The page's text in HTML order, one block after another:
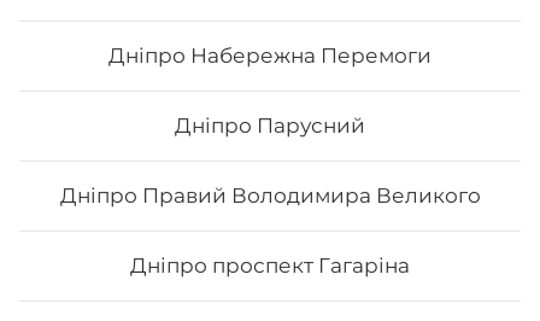
Дніпро Набережна Перемоги
Дніпро Парусний
Дніпро Правий Володимира Великого
Дніпро проспект Гагаріна
Туна тобіко Deluxe
Склад: рис, норі, сир філадельфія, авокадо, сурімі, ікра
₴